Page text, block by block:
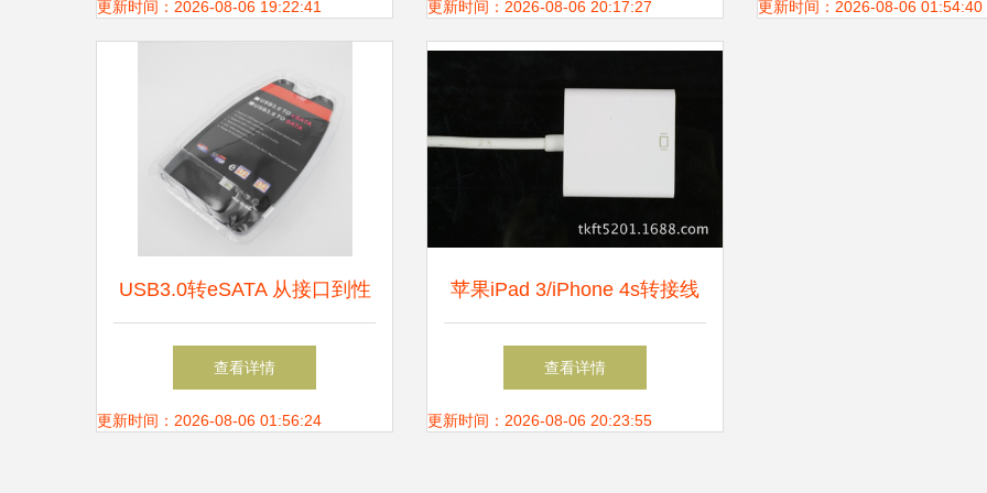
新境界
更新时间：2026-08-06 19:22:41 a118 转接卡、转接线 产品
更新时间：2026-08-06 20:17:27 更新时间：2026-08-06 01:54:40
USB3.0转eSATA 从接口到性
能的全方位解析与选型指南
查看详情
更新时间：2026-08-06 01:56:24
苹果iPad 3/iPhone 4s转接线
配件 iPad 2转HDMI高清线连
接方案分析
查看详情
更新时间：2026-08-06 20:23:55